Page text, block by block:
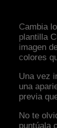
Cambia
plantilla
imagen
colores
Una vez
una
previa
No te
puntúala